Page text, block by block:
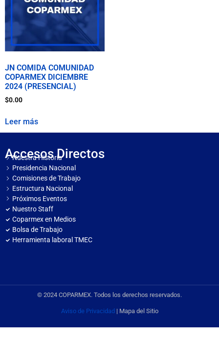
JN COMIDA COMUNIDAD
COPARMEX DICIEMBRE
2024 (PRESENCIAL)
$0.00
Leer más
Accesos Directos
Nuestra Historia
Presidencia Nacional
Comisiones de Trabajo
Estructura Nacional
Próximos Eventos
Nuestro Staff
Coparmex en Medios
Bolsa de Trabajo
Herramienta laboral TMEC
© 2024 COPARMEX. Todos los derechos reservados.
Aviso de Privacidad| Mapa del Sitio